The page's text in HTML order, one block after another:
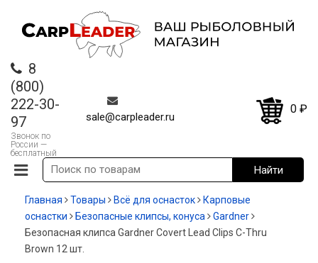
8
(800)
222-30-
97
Звонок по
России —
бесплатный
sale@carpleader.ru
0 ₽
Главная Товары Всё для оснасток
Карповые
оснастки
Безопасные клипсы, конуса
Gardner
Безопасная клипса Gardner Covert Lead Clips C-Thru
Brown 12 шт.